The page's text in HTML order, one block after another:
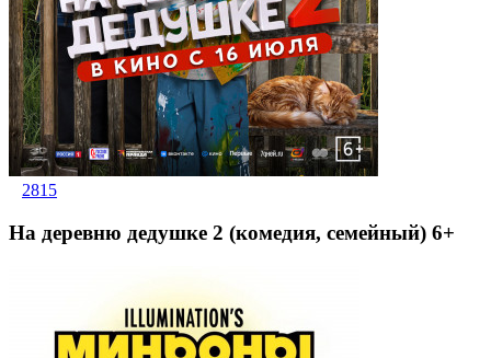
2815
На деревню дедушке 2 (комедия, семейный) 6+